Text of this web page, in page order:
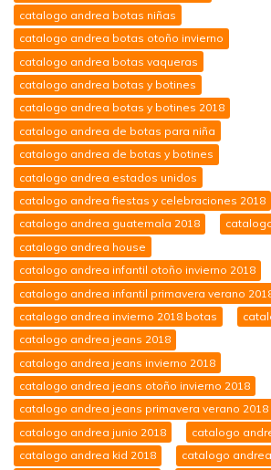
catalogo andrea botas niñas
catalogo andrea botas otoño invierno
catalogo andrea botas vaqueras
catalogo andrea botas y botines
catalogo andrea botas y botines 2018
catalogo andrea de botas para niña
catalogo andrea de botas y botines
catalogo andrea estados unidos
catalogo andrea fiestas y celebraciones 2018
catalogo andrea guatemala 2018
catalogo andrea house
catalogo andrea infantil otoño invierno 2018
catalogo andrea infantil primavera verano
catalogo andrea invierno 2018 botas
catalogo andrea jeans 2018
catalogo andrea jeans invierno 2018
catalogo andrea jeans otoño invierno 2018
catalogo andrea jeans primavera verano 2018
catalogo andrea junio 2018
catalogo
catalogo andrea kid 2018
catalogo